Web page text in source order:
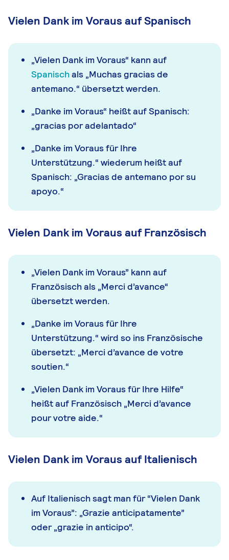
Vielen Dank im Voraus auf Spanisch
„Vielen Dank im Voraus“ kann auf
Spanischals „Muchas gracias de
antemano.“ übersetzt werden.
„Danke im Voraus“ heißt auf Spanisch:
„gracias por adelantado“
„Danke im Voraus für Ihre
Unterstützung.“ wiederum heißt auf
Spanisch: „Gracias de antemano por su
apoyo.“
Vielen Dank im Voraus auf Französisch
„Vielen Dank im Voraus” kann auf
Französisch als „Merci d’avance“
übersetzt werden.
„Danke im Voraus für Ihre
Unterstützung.“ wird so ins Französische
übersetzt: „Merci d’avance de votre
soutien.“
„Vielen Dank im Voraus für Ihre Hilfe“
heißt auf Französisch „Merci d’avance
pour votre aide.“
Vielen Dank im Voraus auf Italienisch
Auf Italienisch sagt man für “Vielen Dank
im Voraus”: „Grazie anticipatamente”
oder „grazie in anticipo“.